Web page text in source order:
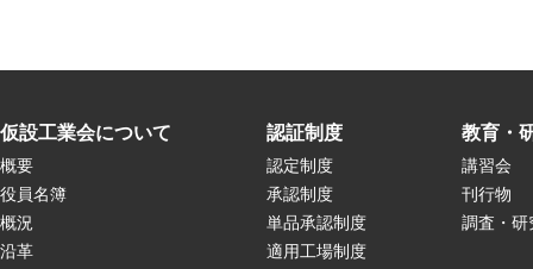
仮設工業会について
概要
役員名簿
概況
沿革
認証制度
認定制度
承認制度
単品承認制度
適用工場制度
教育・
講習会
刊行物
調査・研